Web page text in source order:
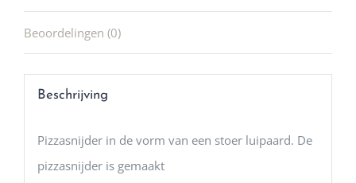
Beoordelingen (0)
Beschrijving
Pizzasnijder in de vorm van een stoer luipaard. De
pizzasnijder is gemaakt